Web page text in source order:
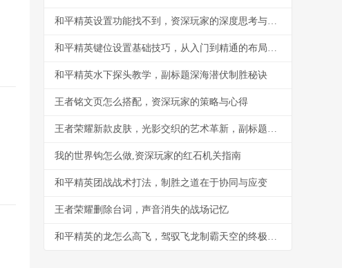
和平精英设置功能找不到，资深玩家的深度思考与解决之道
和平精英键位设置基础技巧，从入门到精通的布局之道
和平精英水下探头教学，副标题深海潜伏制胜秘诀
王者铭文页怎么搭配，资深玩家的策略与心得
王者荣耀新款皮肤，光影交织的艺术革新，副标题，视觉盛宴与战术博弈的双重升华
我的世界钩怎么做,资深玩家的红石机关指南
和平精英团战战术打法，制胜之道在于协同与应变
王者荣耀删除台词，声音消失的战场记忆
和平精英的龙怎么高飞，驾驭飞龙制霸天空的终极指南